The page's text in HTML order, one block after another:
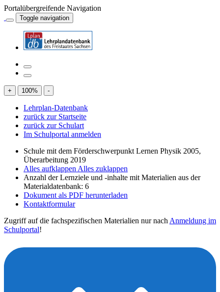
Portalübergreifende Navigation
Toggle navigation
+ 100% -
Lehrplan-Datenbank
zurück zur Startseite
zurück zur Schulart
Im Schulportal anmelden
Schule mit dem Förderschwerpunkt Lernen Physik 2005,
Überarbeitung 2019
Alles aufklappen Alles zuklappen
Anzahl der Lernziele und -inhalte mit Materialien aus der
Materialdatenbank: 6
Dokument als PDF herunterladen
Kontaktformular
Zugriff auf die fachspezifischen Materialien nur nach Anmeldung im
Schulportal!